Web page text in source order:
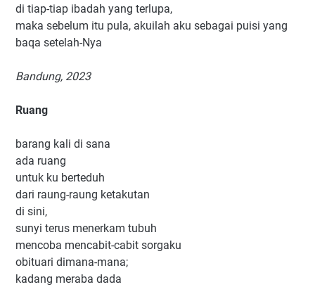
di tiap-tiap ibadah yang terlupa,
maka sebelum itu pula, akuilah aku sebagai puisi yang
baqa setelah-Nya
Bandung, 2023
Ruang
barang kali di sana
ada ruang
untuk ku berteduh
dari raung-raung ketakutan
di sini,
sunyi terus menerkam tubuh
mencoba mencabit-cabit sorgaku
obituari dimana-mana;
kadang meraba dada